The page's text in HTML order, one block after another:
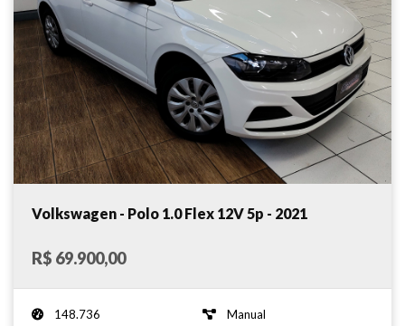
Volkswagen - Polo 1.0 Flex 12V 5p - 2021
R$ 69.900,00
148.736
Manual